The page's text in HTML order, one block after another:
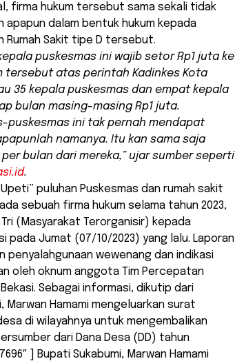
firma hukum tersebut sama sekali tidak
apapun dalam bentuk hukum kepada
Rumah Sakit tipe D tersebut.
puskesmas ini wajib setor Rp1 juta ke
tersebut atas perintah Kadinkes Kota
35 kepala puskesmas dan empat kepala
bulan masing-masing Rp1 juta.
puskesmas ini tak pernah mendapat
namanya. Itu kan sama saja
bulan dari mereka,” ujar sumber seperti
.
puluhan Puskesmas dan rumah sakit
sebuah firma hukum selama tahun 2023,
(Masyarakat Terorganisir) kepada
pada Jumat (07/10/2023) yang lalu. Laporan
wewenang dan indikasi
oleh oknum anggota Tim Percepatan
Sebagai informasi, dikutip dari
Marwan Hamami mengeluarkan surat
di wilayahnya untuk mengembalikan
dari Dana Desa (DD) tahun
] Bupati Sukabumi, Marwan Hamami